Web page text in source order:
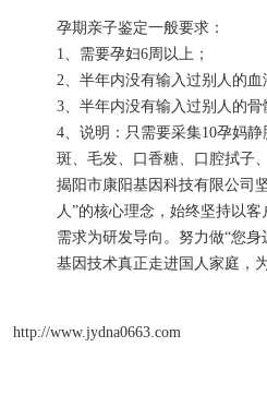
孕期亲子鉴定一般要求：
1、需要孕妇6周以上；
2、半年内没有输入过别人的血
3、半年内没有输入过别人的骨
4、说明：只需要采集10孕妈
斑、毛发、口香糖、口腔拭子
揭阳市康阳基因科技有限公司
人”的核心理念，始终坚持以
需求为研发导向。努力做“您
基因技术真正走进国人家庭，
http://www.jydna0663.com